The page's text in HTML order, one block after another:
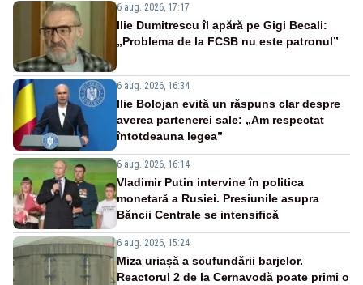
6 aug. 2026, 17:17
Ilie Dumitrescu îl apără pe Gigi Becali:
„Problema de la FCSB nu este patronul”
6 aug. 2026, 16:34
Ilie Bolojan evită un răspuns clar despre
averea partenerei sale: „Am respectat
întotdeauna legea”
6 aug. 2026, 16:14
Vladimir Putin intervine în politica
monetară a Rusiei. Presiunile asupra
Băncii Centrale se intensifică
6 aug. 2026, 15:24
Miza uriașă a scufundării barjelor.
Reactorul 2 de la Cernavodă poate primi o